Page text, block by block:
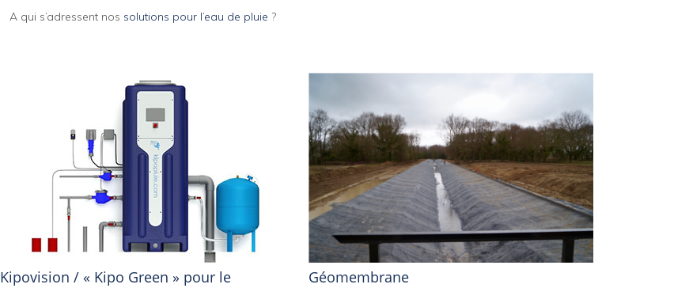
A qui s’adressent nos solutions pour l’eau de pluie ?
Kipovision / « Kipo Green » pour le
Géomembrane